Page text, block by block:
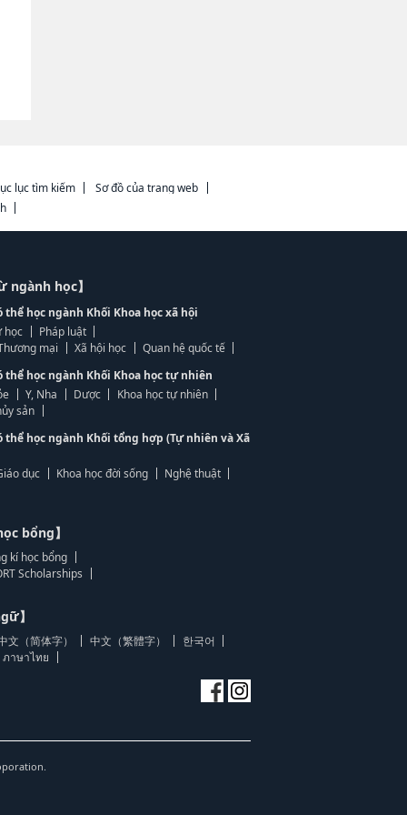
lục tìm kiếm
Sơ đồ của trang web
ngành học】
học ngành Khối Khoa học xã hội
học
Pháp luật
mại
Xã hội học
Quan hệ quốc tế
thể học ngành Khối Khoa học tự nhiên
Y, Nha Dược
Khoa học tự nhiên
sản
thể học ngành Khối tổng hợp (Tự nhiên và Xã
dục
Khoa học đời sống
Nghệ thuật
bổng】
kí học bổng
Scholarships
】
文（简体字） 中文（繁體字）
한국어
ภาษาไทย